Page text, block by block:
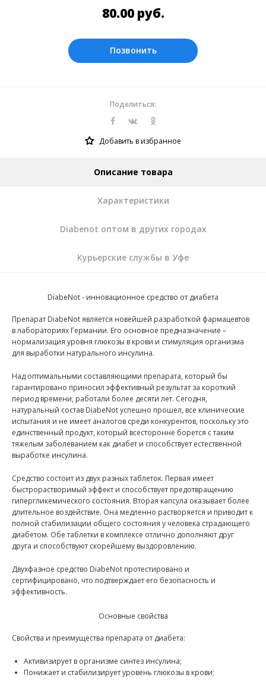
80.00 руб.
Позвонить
Поделиться:
Добавить в избранное
Описание товара
Характеристики
Diabenot оптом в других городах
Курьерские службы в Уфе
DiabeNot - инновационное средство от диабета
Препарат DiabeNot является новейшей разработкой фармацевтов
в лабораториях Германии. Его основное предназначение –
нормализация уровня глюкозы в крови и стимуляция организма
для выработки натурального инсулина.
Над оптимальными составляющими препарата, который бы
гарантировано приносил эффективный результат за короткий
период времени, работали более десяти лет. Сегодня,
натуральный состав DiabeNot успешно прошел, все клинические
испытания и не имеет аналогов среди конкурентов, поскольку это
единственный продукт, который всесторонне борется с таким
тяжелым заболеванием как диабет и способствует естественной
выработке инсулина.
Средство состоит из двух разных таблеток. Первая имеет
быстрорастворимый эффект и способствует предотвращению
гипергликемического состояния. Вторая капсула оказывает более
длительное воздействие. Она медленно растворяется и приводит к
полной стабилизации общего состояния у человека страдающего
диабетом. Обе таблетки в комплексе отлично дополняют друг
друга и способствуют скорейшему выздоровлению.
Двухфазное средство DiabeNot протестировано и
сертифицировано, что подтверждает его безопасность и
эффективность.
Основные свойства
Свойства и преимущества препарата от диабета:
Активизирует в организме синтез инсулина;
Понижает и стабилизирует уровень глюкозы в крови;